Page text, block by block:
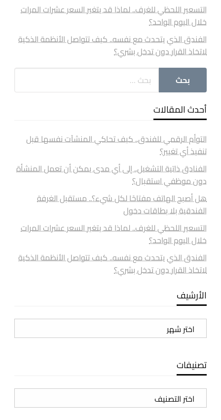
التسعير اللحظي للغرف.. لماذا قد يتغير السعر عشرات المرات
خلال اليوم الواحد؟
الفندق الذي يتحدث مع نفسه.. كيف تتواصل الأنظمة الذكية
لاتخاذ القرار دون تدخل بشري؟
أحدث المقالات
التوأم الرقمي للفندق.. كيف تحاكي المنشآت نفسها قبل
تنفيذ أي تغيير؟
الفنادق ذاتية التشغيل.. إلى أي مدى يمكن أن تعمل المنشأة
دون موظفي استقبال؟
هل أصبح الهاتف مفتاحًا لكل شيء؟.. مستقبل الغرفة
الفندقية بلا بطاقات دخول
التسعير اللحظي للغرف.. لماذا قد يتغير السعر عشرات المرات
خلال اليوم الواحد؟
الفندق الذي يتحدث مع نفسه.. كيف تتواصل الأنظمة الذكية
لاتخاذ القرار دون تدخل بشري؟
الأرشيف
الأرشيف
تصنيفات
تصنيفات